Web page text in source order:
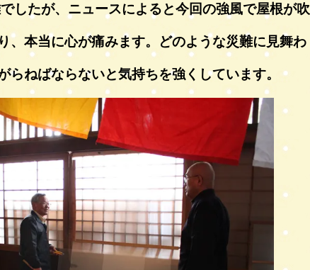
したが、ニュースによると今回の強風で屋根が吹
、本当に心が痛みます。どのような災難に見舞わ
らねばならないと気持ちを強くしています。